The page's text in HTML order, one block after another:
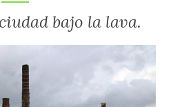
bajo la lava.